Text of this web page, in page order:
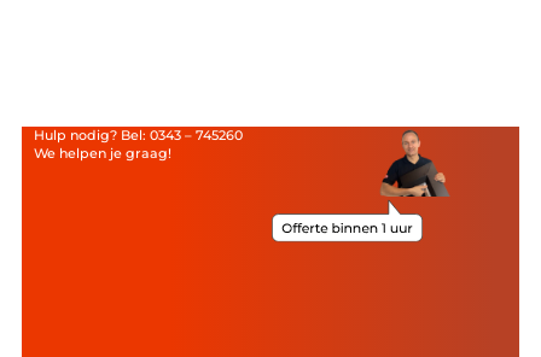
Hulp nodig? Bel: 0343 – 745260
We helpen je graag!